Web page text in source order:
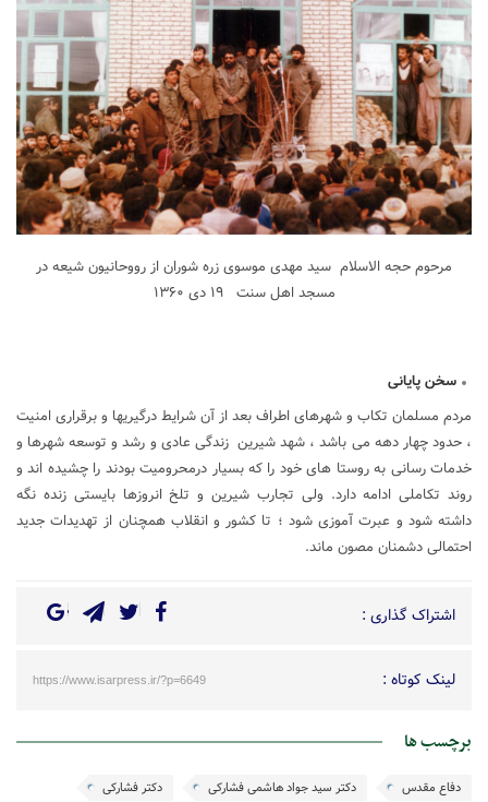
مرحوم حجه الاسلام سید مهدی موسوی زره شوران از رووحانیون شیعه در
مسجد اهل سنت ۱۹ دی ۱۳۶۰
سخن پایانی
مردم مسلمان تکاب و شهرهای اطراف بعد از آن شرایط درگیریها و برقراری امنیت
، حدود چهار دهه می باشد ، شهد شیرین زندگی عادی و رشد و توسعه شهرها و
خدمات رسانی به روستا های خود را که بسیار درمحرومیت بودند را چشیده اند و
روند تکاملی ادامه دارد. ولی تجارب شیرین و تلخ انروزها بایستی زنده نگه
داشته شود و عبرت آموزی شود ؛ تا کشور و انقلاب همچنان از تهدیدات جدید
احتمالی دشمنان مصون ماند.
اشتراک گذاری :
لینک کوتاه : https://www.isarpress.ir/?p=6649
برچسب ها
دفاع مقدس دکتر سید جواد هاشمی فشارکی دکتر فشارکی